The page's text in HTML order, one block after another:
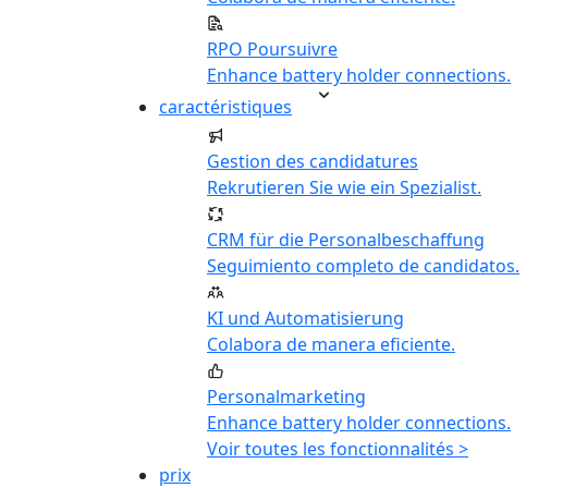
RPO Poursuivre
Enhance battery holder connections.
caractéristiques
Gestion des candidatures
Rekrutieren Sie wie ein Spezialist.
CRM für die Personalbeschaffung
Seguimiento completo de candidatos.
KI und Automatisierung
Colabora de manera eficiente.
Personalmarketing
Enhance battery holder connections.
Voir toutes les fonctionnalités >
prix